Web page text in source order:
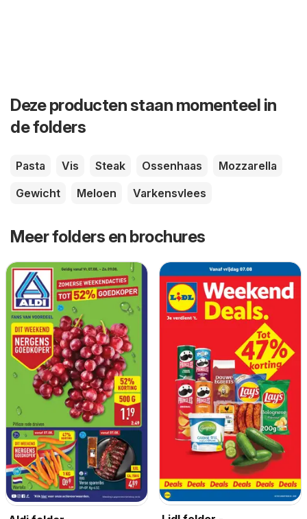
Deze producten staan momenteel in
de folders
Pasta Vis Steak Ossenhaas
Mozzarella
Gewicht
Meloen Varkensvlees
Meer folders en brochures